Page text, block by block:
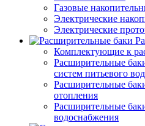
Газовые
Электрические
Электрические
Комплектующие к
Расширительные
систем питьевого
Расширительные
отопления
Расширительные
водоснабжения